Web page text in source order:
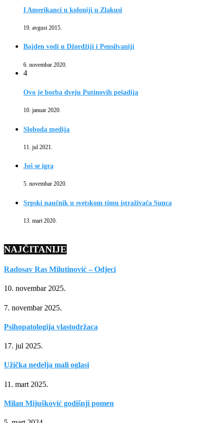
I Amerikanci u koloniji u Zlakusi
19. avgust 2015.
Bajden vodi u Džordžiji i Pensilvaniji
6. novembar 2020.
4
Ovo je borba dveju Putinovih pešadija
10. januar 2020.
Sloboda medija
11. jul 2021.
Još se igra
5. novembar 2020.
Srpski naučnik u svetskom timu istraživača Sunca
13. mart 2020.
NAJČITANIJE
Radosav Ras Milutinović – Odjeci
10. novembar 2025.
7. novembar 2025.
Psihopatologija vlastodržaca
17. jul 2025.
Užička nedelja mali oglasi
11. mart 2025.
Milan Mijušković godišnji pomen